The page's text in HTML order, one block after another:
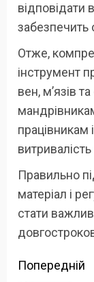
забезпечить
Отже,
інструмент
вен, м’язів
працівникам
витривалість
Правильно
матеріал і
стати
Попередній